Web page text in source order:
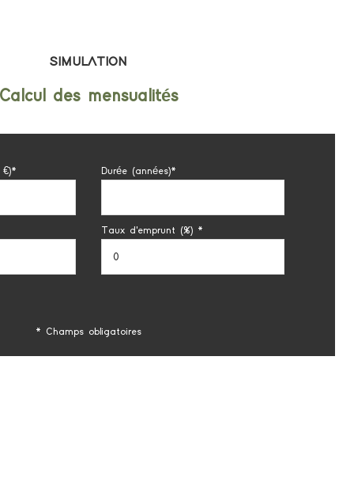
SIMULATION
Calcul des mensualités
€)* Durée (années)*
Taux d'emprunt (%) *
* Champs obligatoires